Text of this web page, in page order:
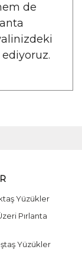
de
Yüzükler
Pırlanta
Yüzükler